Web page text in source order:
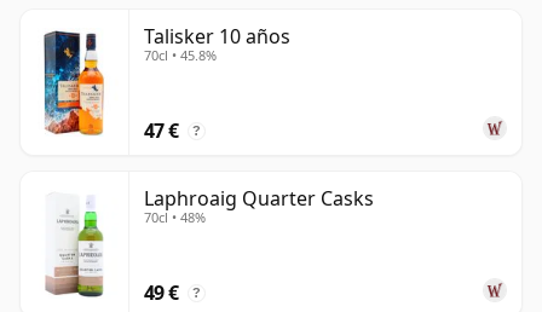
Talisker 10 años
70cl • 45.8%
47 € ?
Laphroaig Quarter Casks
70cl • 48%
49 € ?